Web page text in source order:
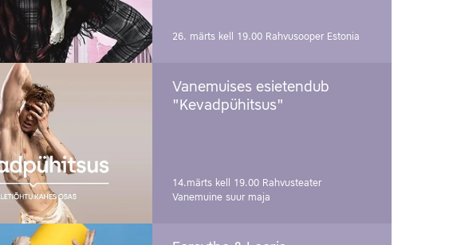
26. märts kell 19.00 Rahvusooper Estonia
Vanemuises esietendub
"Kevadpühitsus"
14.märts kell 19.00 Rahvusteater
Vanemuine suur maja